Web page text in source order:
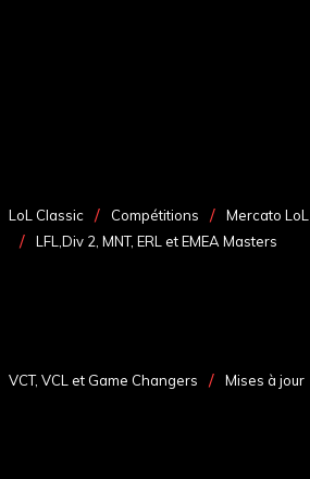
LoL Classic Compétitions
Mercato LoL
LFL,Div 2, MNT, ERL et EMEA Masters
VCT, VCL et Game Changers Mises à jour